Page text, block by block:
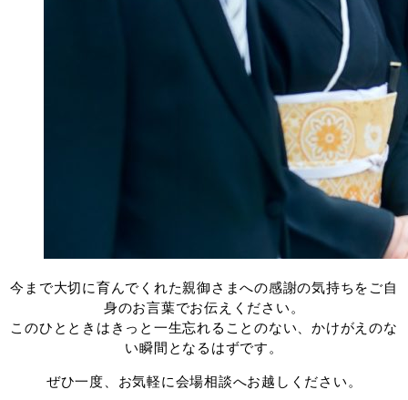
今まで大切に育んでくれた親御さまへの感謝の気持ちをご自
身のお言葉でお伝えください。
このひとときはきっと一生忘れることのない、かけがえのな
い瞬間となるはずです。
ぜひ一度、お気軽に会場相談へお越しください。